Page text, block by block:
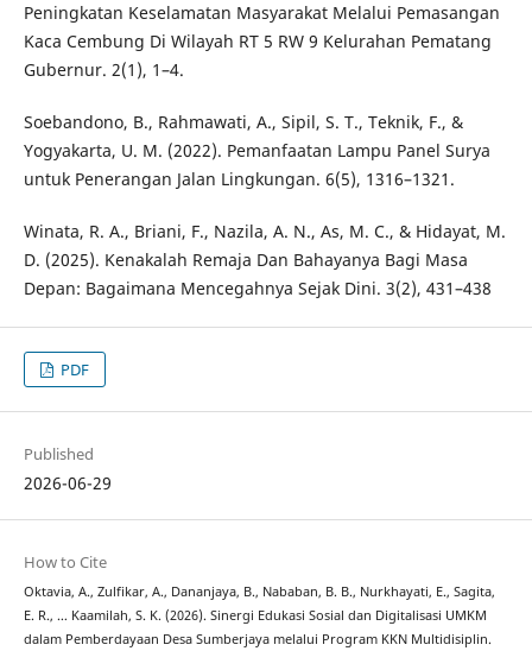
Peningkatan Keselamatan Masyarakat Melalui Pemasangan
Kaca Cembung Di Wilayah RT 5 RW 9 Kelurahan Pematang
Gubernur. 2(1), 1–4.
Soebandono, B., Rahmawati, A., Sipil, S. T., Teknik, F., &
Yogyakarta, U. M. (2022). Pemanfaatan Lampu Panel Surya
untuk Penerangan Jalan Lingkungan. 6(5), 1316–1321.
Winata, R. A., Briani, F., Nazila, A. N., As, M. C., & Hidayat, M.
D. (2025). Kenakalah Remaja Dan Bahayanya Bagi Masa
Depan: Bagaimana Mencegahnya Sejak Dini. 3(2), 431–438
PDF
Published
2026-06-29
How to Cite
Oktavia, A., Zulfikar, A., Dananjaya, B., Nababan, B. B., Nurkhayati, E., Sagita,
E. R., … Kaamilah, S. K. (2026). Sinergi Edukasi Sosial dan Digitalisasi UMKM
dalam Pemberdayaan Desa Sumberjaya melalui Program KKN Multidisiplin.